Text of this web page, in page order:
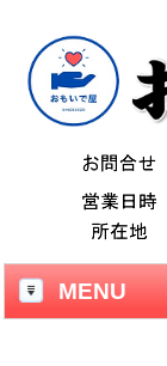
MENU